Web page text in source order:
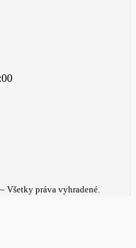
– Všetky práva vyhradené.